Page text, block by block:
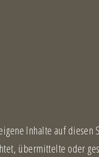
Inhalte auf
übermittelte oder